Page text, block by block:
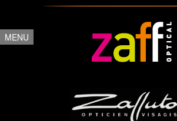
MENU